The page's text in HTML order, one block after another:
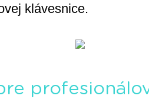
klávesnice.